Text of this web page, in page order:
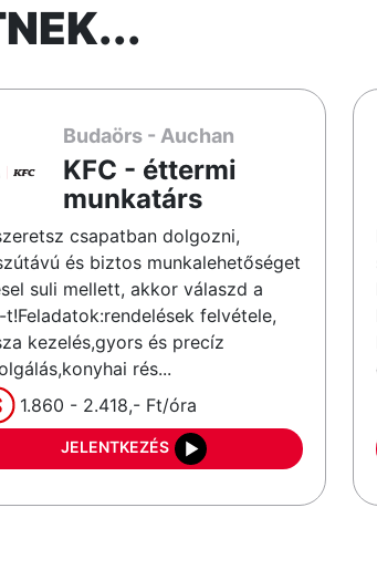
Budaörs - Auchan
KFC - éttermi
munkatárs
csapatban dolgozni,
és biztos munkalehetőséget
suli mellett, akkor válaszd a
t!Feladatok:rendelések felvétele,
kezelés,gyors és precíz
rés...
1.860 - 2.418,- Ft/óra
JELENTKEZÉS